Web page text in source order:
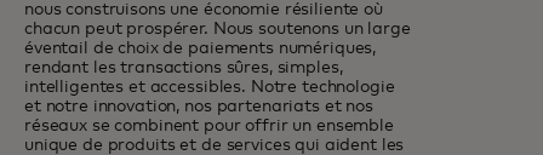
nous construisons une économie résiliente où
chacun peut prospérer. Nous soutenons un large
éventail de choix de paiements numériques,
rendant les transactions sûres, simples,
intelligentes et accessibles. Notre technologie
et notre innovation, nos partenariats et nos
réseaux se combinent pour offrir un ensemble
unique de produits et de services qui aident les